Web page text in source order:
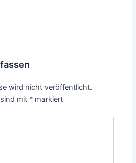
wird nicht veröffentlicht.
mit * markiert